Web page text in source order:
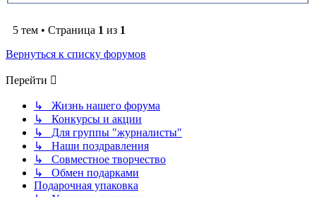
5 тем • Страница 1 из 1
Вернуться к списку форумов
Перейти
↳ Жизнь нашего форума
↳ Конкурсы и акции
↳ Для группы "журналисты"
↳ Наши поздравления
↳ Совместное творчество
↳ Обмен подарками
Подарочная упаковка